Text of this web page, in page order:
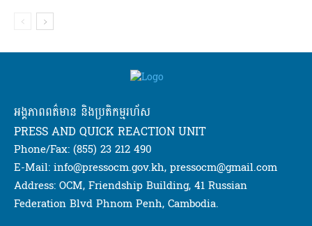
អង្គភាពពត៌មាន និងប្រតិកម្មរហ័ស
PRESS AND QUICK REACTION UNIT
Phone/Fax: (855) 23 212 490
E-Mail: info@pressocm.gov.kh, pressocm@gmail.com
Address: OCM, Friendship Building, 41 Russian
Federation Blvd Phnom Penh, Cambodia.